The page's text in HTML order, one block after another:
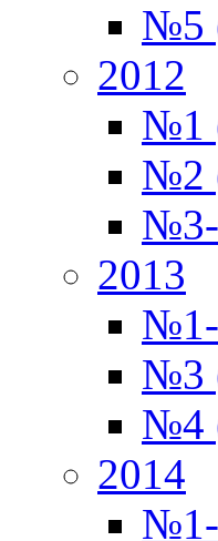
№5
2012
№1
№2
№3-
2013
№1-
№3
№4
2014
№1-